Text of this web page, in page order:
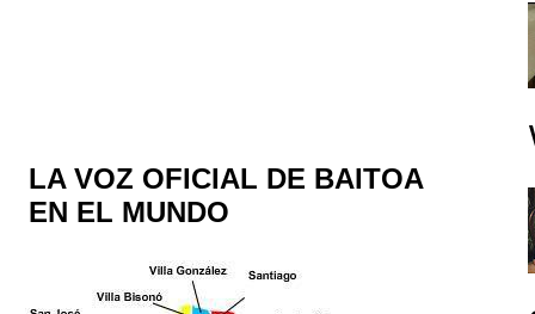
LA VOZ OFICIAL DE BAITOA
EN EL MUNDO